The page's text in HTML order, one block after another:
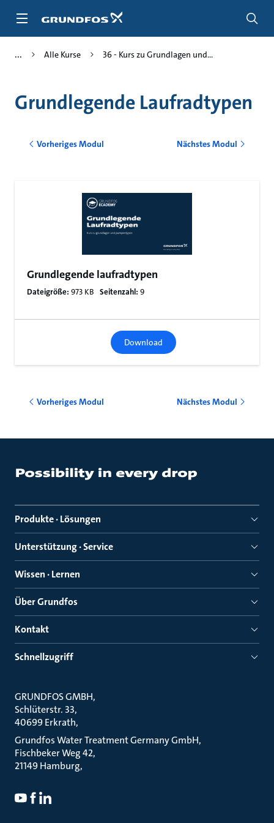
Inhalt
Alle Kurse 36 - Kurs zu Grundlagen und...
Grundlegende Laufradtypen
Vorheriges Modul Nächstes Modul
Grundlegende laufradtypen
Dateigröße: 973 KB Seitenzahl: 9
Download
Vorheriges Modul Nächstes Modul
Produkte · Lösungen
Unterstützung · Service
Wissen · Lernen
Über Grundfos
Kontakt
Schnellzugriff
GRUNDFOS GMBH
Schlüterstr. 33
40699 Erkrath
Grundfos Water Treatment Germany GmbH
Fischbeker Weg 42
21149 Hamburg